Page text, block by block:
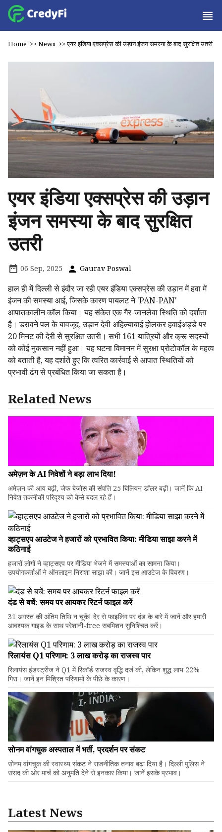
Home >>News >>एयर इंडिया एक्सप्रेस की उड़ान इंजन समस्या के बाद सुरक्षित उतरी
एयर इंडिया एक्सप्रेस की उड़ान
इंजन समस्या के बाद सुरक्षित
उतरी
06 Sep, 2025 Gaurav Poswal
हाल ही में दिल्ली से इंदौर जा रही एयर इंडिया एक्सप्रेस की उड़ान में हवा में
इंजन की समस्या आई, जिसके कारण पायलट ने 'PAN-PAN'
आपातकालीन कॉल किया। यह संकेत एक गैर-जानलेवा स्थिति को दर्शाता
है। डरावने पल के बावजूद, उड़ान देवी अहिल्याबाई होलकर हवाईअड्डे पर
20 मिनट की देरी से सुरक्षित उतरी। सभी 161 यात्रियों और क्रू सदस्यों
को कोई नुकसान नहीं हुआ। यह घटना विमानन में सुरक्षा प्रोटोकॉल के महत्व
को बताती है, यह दर्शाते हुए कि त्वरित कार्रवाई से आपात स्थितियों को
प्रभावी ढंग से प्रबंधित किया जा सकता है।
Related News
अमेज़न के AI निवेशों ने बड़ा लाभ दिया!
अमेज़न की आय बढ़ी, जेफ बेजोस की संपत्ति 25 बिलियन डॉलर बढ़ी। जानें कि AI
निवेश तकनीकी परिदृश्य को कैसे बदल रहे हैं।
व्हाट्सएप आउटेज ने हजारों को प्रभावित किया: मीडिया साझा करने में
कठिनाई
हजारों लोगों ने व्हाट्सएप पर मीडिया भेजने में समस्याओं का सामना किया।
उपयोगकर्ताओं ने ऑनलाइन निराशा साझा की। जानें इस आउटेज के विवरण।
दंड से बचें: समय पर आयकर रिटर्न फाइल करें
31 अगस्त की अंतिम तिथि न चूकें! देर से फाइलिंग पर दंड के बारे में जानें और हमारी
आवश्यक गाइड के साथ परेशानी-free सबमिशन सुनिश्चित करें।
रिलायंस Q1 परिणाम: ₹3 लाख करोड़ का राजस्व पार
रिलायंस इंडस्ट्रीज ने Q1 में रिकॉर्ड राजस्व वृद्धि दर्ज की, लेकिन शुद्ध लाभ 22%
गिरा। जानें इन मिश्रित परिणामों के पीछे के कारण।
सोनम वांगचुक अस्पताल में भर्ती, प्रदर्शन पर संकट
सोनम वांगचुक की स्वास्थ्य संकट ने राजनीतिक तनाव बढ़ा दिया है। दिल्ली पुलिस ने
संसद की ओर मार्च को अनुमति देने से इनकार किया। जानें इसके प्रभाव।
Latest News